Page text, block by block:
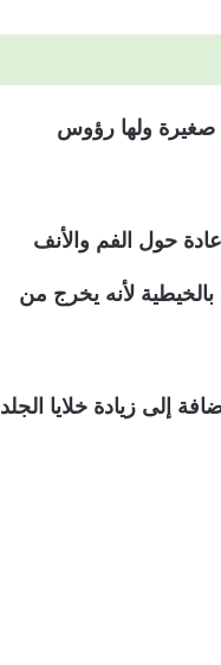
صغيرة ولها رؤوس
حول الفم والأنف
لأنه يخرج من
إلى زيادة خلايا الجلد